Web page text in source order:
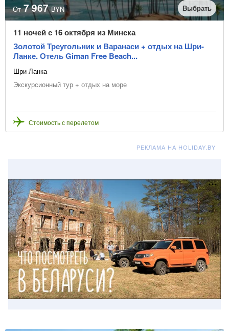
От 7 967 BYN Выбрать
11 ночей с 16 октября из Минска
Золотой Треугольник и Варанаси + отдых на Шри-
Ланке. Отель Giman Free Beach...
Шри Ланка
Экскурсионный тур + отдых на море
Стоимость с перелетом
РЕКЛАМА НА HOLIDAY.BY